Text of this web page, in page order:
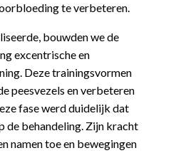
te verbeteren.
bouwden we de
excentrische en
Deze trainingsvormen
peesvezels en verbeteren
fase werd duidelijk dat
de behandeling. Zijn kracht
namen toe en bewegingen